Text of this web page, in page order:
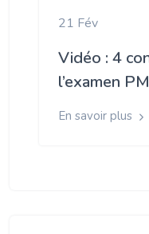
21 Fév
Vidéo : 4
l’examen
En savoir plus